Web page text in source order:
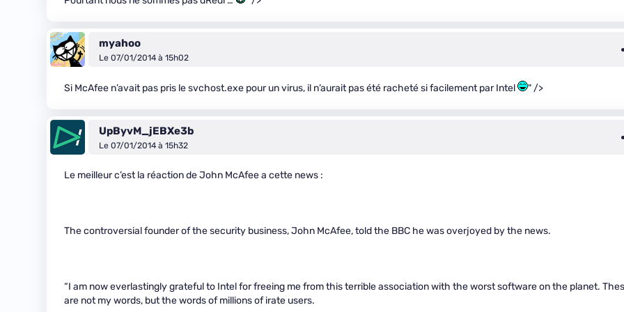
myahoo
Le 07/01/2014 à 15h02
Si McAfee n’avait pas pris le svchost.exe pour un virus, il n’aurait pas été racheté si facilement par Intel " />
UpByvM_jEBXe3b
Le 07/01/2014 à 15h32
Le meilleur c’est la réaction de John McAfee a cette news :
The controversial founder of the security business, John McAfee, told the BBC he was overjoyed by the news.
“I am now everlastingly grateful to Intel for freeing me from this terrible association with the worst software on the planet.
are not my words, but the words of millions of irate users.